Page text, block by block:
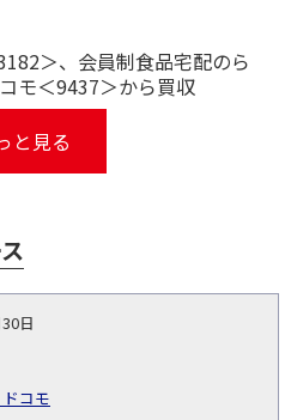
＞、会員制食品宅配のら
モ＜9437＞から買収
と見る
種
日
コモ